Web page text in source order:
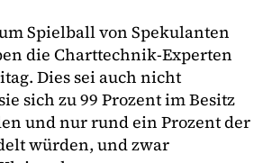
Spielball von Spekulanten
die Charttechnik-Experten
Dies sei auch nicht
sich zu 99 Prozent im Besitz
und nur rund ein Prozent der
würden, und zwar